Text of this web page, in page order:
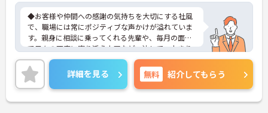
◆お客様や仲間への感謝の気持ちを大切にする社風
で、職場には常にポジティブな声かけが溢れていま
す。親身に相談に乗ってくれる先輩や、毎月の面談
で日々の不安に寄り添う上司など、決して一人きり
にさせないフォロー体制が万全。心理的安全性が高
く、中途入社でも自然と馴染める職場です。
◆無資格からでもプロフェッショナルを目指せる
「資格取得支援制度」を完備しています。初任者研
修から国家資格である介護福祉士まで、現場での実
詳細を見る 無料 紹介してもらう